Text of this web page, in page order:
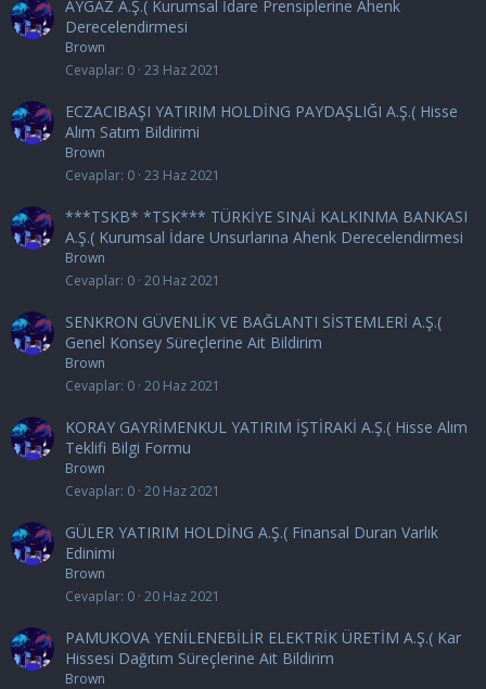
AYGAZ A.Ş.( Kurumsal İdare Prensiplerine Ahenk
Derecelendirmesi
Brown
Cevaplar 0 23 Haz 2021
ECZACIBAŞI YATIRIM HOLDİNG PAYDAŞLIĞI A.Ş.( Hisse
Alım Satım Bildirimi
Brown
Cevaplar 0 23 Haz 2021
***TSKB* *TSK*** TÜRKİYE SINAİ KALKINMA BANKASI
A.Ş.( Kurumsal İdare Unsurlarına Ahenk Derecelendirmesi
Brown
Cevaplar 0 20 Haz 2021
SENKRON GÜVENLİK VE BAĞLANTI SİSTEMLERİ A.Ş.(
Genel Konsey Süreçlerine Ait Bildirim
Brown
Cevaplar 0 20 Haz 2021
KORAY GAYRİMENKUL YATIRIM İŞTİRAKİ A.Ş.( Hisse Alım
Teklifi Bilgi Formu
Brown
Cevaplar 0 20 Haz 2021
GÜLER YATIRIM HOLDİNG A.Ş.( Finansal Duran Varlık
Edinimi
Brown
Cevaplar 0 20 Haz 2021
PAMUKOVA YENİLENEBİLİR ELEKTRİK ÜRETİM A.Ş.( Kar
Hissesi Dağıtım Süreçlerine Ait Bildirim
Brown